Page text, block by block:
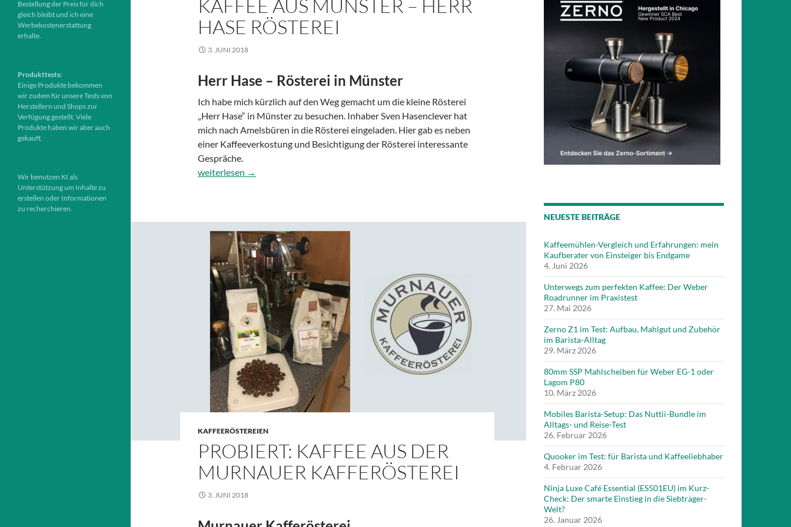
KAFFEE AUS MÜNSTER – HERR
HASE RÖSTEREI
3. JUNI 2018
Herr Hase – Rösterei in Münster
Ich habe mich kürzlich auf den Weg gemacht um die kleine Rösterei
„Herr Hase“ in Münster zu besuchen. Inhaber Sven Hasenclever hat
mich nach Amelsbüren in die Rösterei eingeladen. Hier gab es neben
einer Kaffeeverkostung und Besichtigung der Rösterei interessante
Gespräche.
Kaffee aus Münster – Herr Hase Rösterei
weiterlesen →
KAFFEERÖSTEREIEN
PROBIERT: KAFFEE AUS DER
MURNAUER KAFFERÖSTEREI
3. JUNI 2018
NEUESTE BEITRÄGE
Kaffeemühlen-Vergleich und Erfahrungen: mein
Kaufberater von Einsteiger bis Endgame
4. Juni 2026
Unterwegs zum perfekten Kaffee: Der Weber
Roadrunner im Praxistest
27. Mai 2026
Zerno Z1 im Test: Aufbau, Mahlgut und Zubehör
im Barista-Alltag
29. März 2026
80mm SSP Mahlscheiben für Weber EG-1 oder
Lagom P80
10. März 2026
Mobiles Barista-Setup: Das Nuttii-Bundle im
Alltags- und Reise-Test
26. Februar 2026
Quooker im Test: für Barista und Kaffeeliebhaber
4. Februar 2026
Ninja Luxe Café Essential (ES501EU) im Kurz-
Check: Der smarte Einstieg in die Siebträger-
Welt?
26. Januar 2026
Bestellung der Preis für dich
gleich bleibt und ich eine
Werbekostenerstattung
erhalte.
Produkttests:
Einige Produkte bekommen
wir zudem für unsere Tests von
Herstellern und Shops zur
Verfügung gestellt. Viele
Produkte haben wir aber auch
gekauft.
Wir benutzen KI als
Unterstützung um Inhalte zu
erstellen oder Informationen
zu recherchieren.